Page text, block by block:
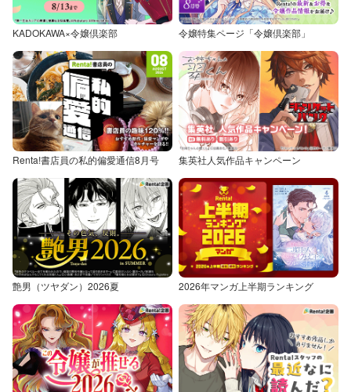
KADOKAWA×令嬢倶楽部 令嬢特集ページ「令嬢倶楽部」
Renta!書店員の私的偏愛通信8月号 集英社人気作品キャンペーン
艶男（ツヤダン）2026夏 2026年マンガ上半期ランキング